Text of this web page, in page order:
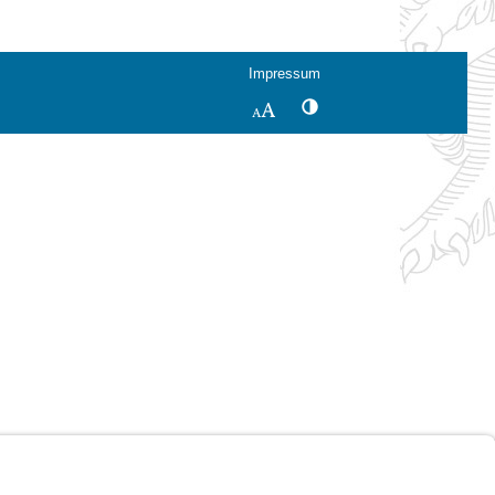
Impressum
SchriftgrößeKontrastwechsel